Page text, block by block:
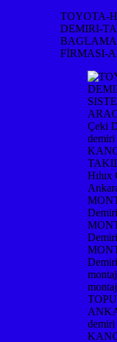
TOYOTA-
DEMIRI-
FİRMASI-
Çeki
demiri
Hılux
demiri